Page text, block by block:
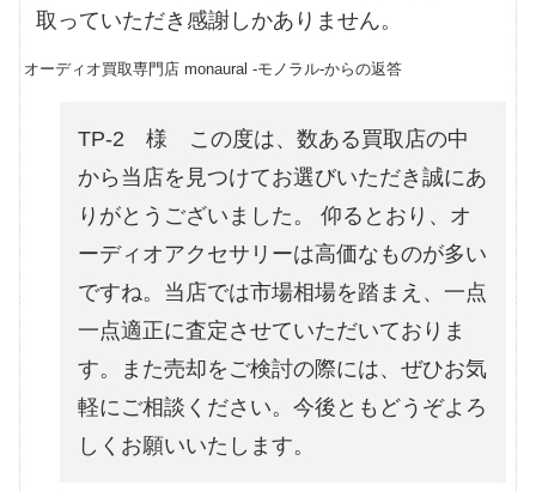
取っていただき感謝しかありません。
オーディオ買取専門店 monaural -モノラル-からの返答
TP-2 様 この度は、数ある買取店の中
から当店を見つけてお選びいただき誠にあ
りがとうございました。 仰るとおり、オ
ーディオアクセサリーは高価なものが多い
ですね。当店では市場相場を踏まえ、一点
一点適正に査定させていただいておりま
す。また売却をご検討の際には、ぜひお気
軽にご相談ください。今後ともどうぞよろ
しくお願いいたします。